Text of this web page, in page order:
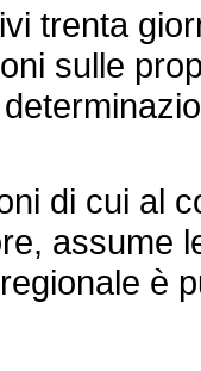
trenta
sulle
di cui al
assume
è